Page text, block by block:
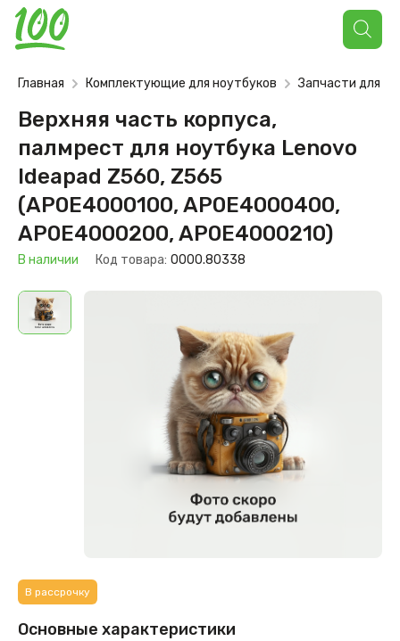
Поиск
товаров
Главная Комплектующие для ноутбуков Запчасти для
Верхняя часть корпуса,
палмрест для ноутбука Lenovo
Ideapad Z560, Z565
(AP0E4000100, AP0E4000400,
AP0E4000200, AP0E4000210)
В наличии Код товара: 0000.80338
В рассрочку
Основные характеристики